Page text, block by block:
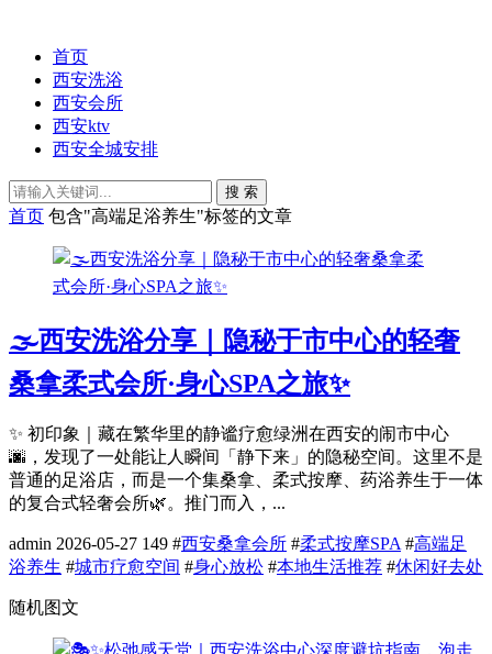
首页
西安洗浴
西安会所
西安ktv
西安全城安排
搜 索
首页 包含"高端足浴养生"标签的文章
🌫️西安洗浴分享｜隐秘于市中心的轻奢
桑拿柔式会所·身心SPA之旅✨
✨ 初印象｜藏在繁华里的静谧疗愈绿洲在西安的闹市中心
🌆，发现了一处能让人瞬间「静下来」的隐秘空间。这里不是
普通的足浴店，而是一个集桑拿、柔式按摩、药浴养生于一体
的复合式轻奢会所🌿。推门而入，...
admin 2026-05-27 149 #西安桑拿会所 #柔式按摩SPA #高端足
浴养生 #城市疗愈空间 #身心放松 #本地生活推荐 #休闲好去处
随机图文